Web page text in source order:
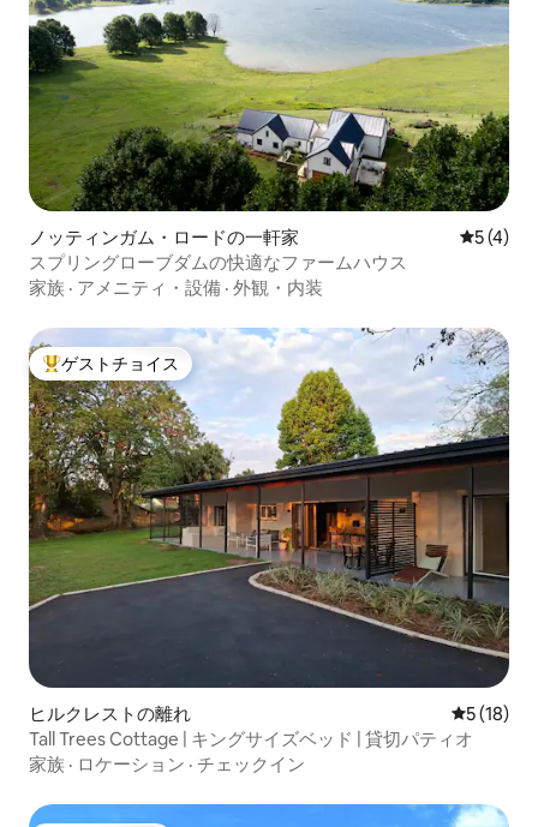
ノッティンガム・ロードの一軒家 レビュー
5 (4)
スプリングローブダムの快適なファームハウス
家族 · アメニティ・設備 · 外観・内装
大好評のゲストチョイスです。
ゲストチョイス
ヒルクレストの離れ レビュー
5 (18)
Tall Trees Cottage | キングサイズベッド | 貸切パティオ
家族 · ロケーション · チェックイン